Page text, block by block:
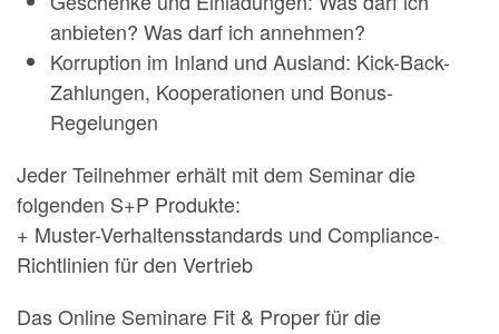
anbieten? Was darf ich annehmen?
Korruption im Inland und Ausland: Kick-Back-
Zahlungen, Kooperationen und Bonus-
Regelungen
Jeder Teilnehmer erhält mit dem Seminar die
folgenden S+P Produkte:
+ Muster-Verhaltensstandards und Compliance-
Richtlinien für den Vertrieb
Das Online Seminare Fit & Proper für die